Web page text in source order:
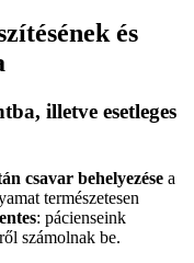
és
illetve esetleges
csavar behelyezése a
természetesen
: pácienseink
számolnak be.